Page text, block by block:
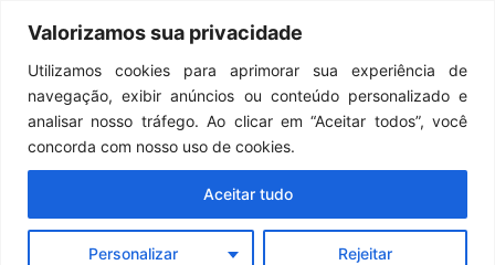
Valorizamos sua privacidade
Utilizamos cookies para aprimorar sua experiência de
navegação, exibir anúncios ou conteúdo personalizado e
analisar nosso tráfego. Ao clicar em “Aceitar todos”, você
concorda com nosso uso de cookies.
Personalizar Rejeitar
Aceitar tudo
Menu